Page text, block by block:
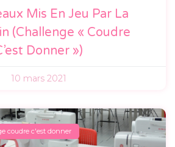
Mis En Jeu Par La
(Challenge « Coudre
Donner »)
10 mars 2021
coudre c'est donner